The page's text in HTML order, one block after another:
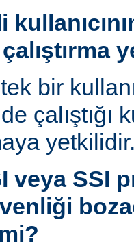
bir
çalıştığı
veya SSI